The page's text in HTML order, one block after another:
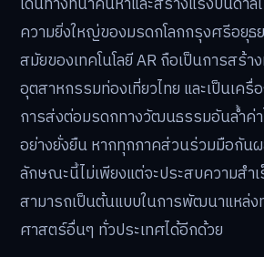
ความยิ่งใหญ่ของมรดกโลกกรุงศรีอยุธ
สมัยของเทคโนโลยี AR ถือเป็นการสร้า
อุตสาหกรรมท่องเที่ยวไทย และเป็นเค
การส่งต่อมรดกทางวัฒนธรรมอันล้ำค่
อย่างยั่งยืน หากทุกภาคส่วนร่วมมือกัน
ลักษณะนี้ไม่เพียงแต่จะประสบความสำเ
สามารถเป็นต้นแบบในการพัฒนาแหล่ง
ศาสตร์อื่นๆ ทั่วประเทศได้อีกด้วย